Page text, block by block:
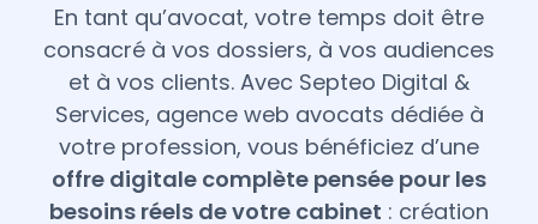
En tant qu’avocat, votre temps doit être
consacré à vos dossiers, à vos audiences
et à vos clients. Avec Septeo Digital &
Services, agence web avocats dédiée à
votre profession, vous bénéficiez d’une
offre digitale complète pensée pour les
besoins réels de votre cabinet : création